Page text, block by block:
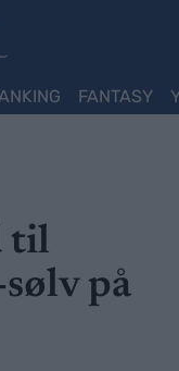
FANTASY
til
på